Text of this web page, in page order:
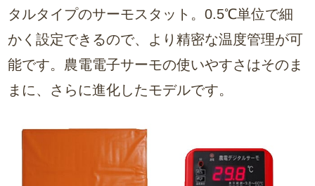
タルタイプのサーモスタット。0.5℃単位で細
かく設定できるので、より精密な温度管理が可
能です。農電電子サーモの使いやすさはそのま
まに、さらに進化したモデルです。